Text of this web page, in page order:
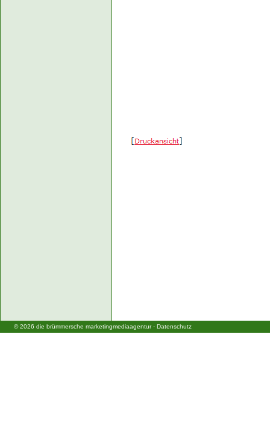
© 2026 die brümmersche marketingmediaagentur· Datenschutz